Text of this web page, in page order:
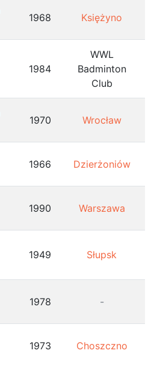
1968 Księżyno
1984
WWL
Badminton
Club
1970 Wrocław
1966 Dzierżoniów
1990 Warszawa
1949 Słupsk
1978 -
1973 Choszczno